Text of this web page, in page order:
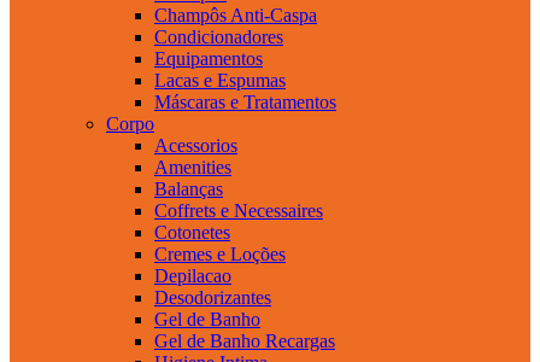
Champôs Anti-Caspa
Condicionadores
Equipamentos
Lacas e Espumas
Máscaras e Tratamentos
Corpo
Acessorios
Amenities
Balanças
Coffrets e Necessaires
Cotonetes
Cremes e Loções
Depilacao
Desodorizantes
Gel de Banho
Gel de Banho Recargas